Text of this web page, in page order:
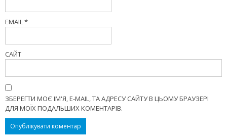
EMAIL*
САЙТ
ЗБЕРЕГТИ МОЄ ІМ'Я, E-MAIL, ТА АДРЕСУ САЙТУ В ЦЬОМУ БРАУЗЕРІ
ДЛЯ МОЇХ ПОДАЛЬШИХ КОМЕНТАРІВ.